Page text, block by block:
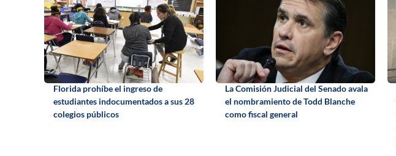
Florida prohíbe el ingreso de
estudiantes indocumentados a sus 28
colegios públicos
La Comisión Judicial del Senado avala
el nombramiento de Todd Blanche
como fiscal general